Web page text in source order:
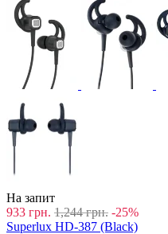
На запит
933 грн. 1,244 грн. -25%
Superlux HD-387 (Black)